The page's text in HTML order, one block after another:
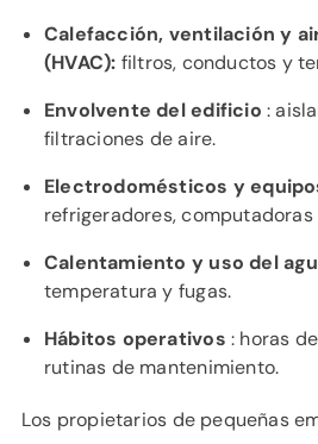
Calefacción, ventilación y
(HVAC): filtros, conductos y
Envolvente del edificio :
filtraciones de aire.
Electrodomésticos y
refrigeradores, computadoras
Calentamiento y uso del
temperatura y fugas.
Hábitos operativos : horas
rutinas de mantenimiento.
Los propietarios de pequeñas